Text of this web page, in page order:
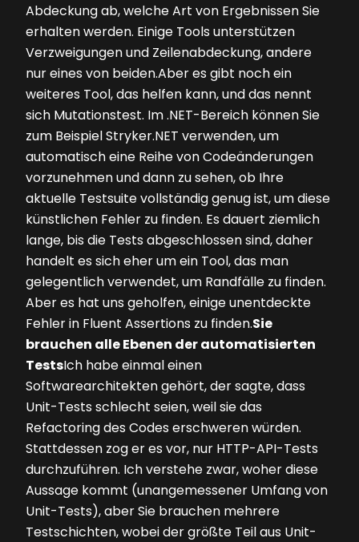
Abdeckung ab, welche Art von Ergebnissen Sie
erhalten werden. Einige Tools unterstützen
Verzweigungen und Zeilenabdeckung, andere
nur eines von beiden.Aber es gibt noch ein
weiteres Tool, das helfen kann, und das nennt
sich Mutationstest. Im .NET-Bereich können Sie
zum Beispiel Stryker.NET verwenden, um
automatisch eine Reihe von Codeänderungen
vorzunehmen und dann zu sehen, ob Ihre
aktuelle Testsuite vollständig genug ist, um diese
künstlichen Fehler zu finden. Es dauert ziemlich
lange, bis die Tests abgeschlossen sind, daher
handelt es sich eher um ein Tool, das man
gelegentlich verwendet, um Randfälle zu finden.
Aber es hat uns geholfen, einige unentdeckte
Fehler in Fluent Assertions zu finden.Sie
brauchen alle Ebenen der automatisierten
TestsIch habe einmal einen
Softwarearchitekten gehört, der sagte, dass
Unit-Tests schlecht seien, weil sie das
Refactoring des Codes erschweren würden.
Stattdessen zog er es vor, nur HTTP-­API-Tests
durchzuführen. Ich verstehe zwar, woher diese
Aussage kommt (unangemessener Umfang von
Unit-Tests), aber Sie brauchen mehrere
Testschichten, wobei der größte Teil aus Unit-